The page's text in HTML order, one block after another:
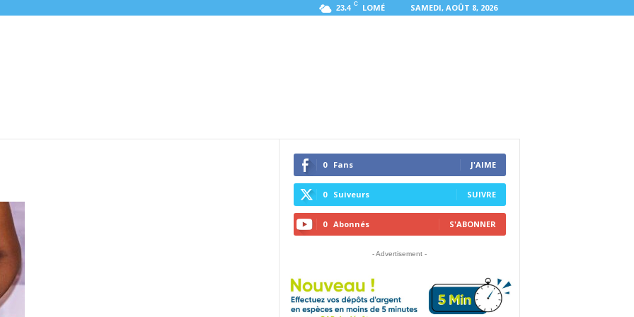
23.4 C LOMÉ SAMEDI, AOÛT 8, 2026
0 Fans J'AIME
0 Suiveurs SUIVRE
0 Abonnés S'ABONNER
- Advertisement -